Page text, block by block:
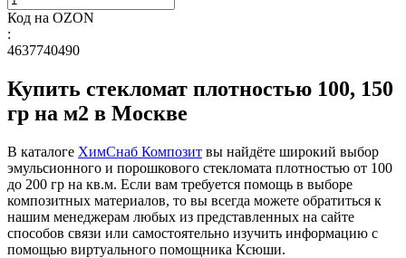
Код на OZON
:
4637740490
Купить стекломат плотностью 100, 150
гр на м2 в Москве
В каталоге ХимСнаб Композит вы найдёте широкий выбор
эмульсионного и порошкового стекломата плотностью от 100
до 200 гр на кв.м. Если вам требуется помощь в выборе
композитных материалов, то вы всегда можете обратиться к
нашим менеджерам любых из представленных на сайте
способов связи или самостоятельно изучить информацию с
помощью виртуального помощника Ксюши.